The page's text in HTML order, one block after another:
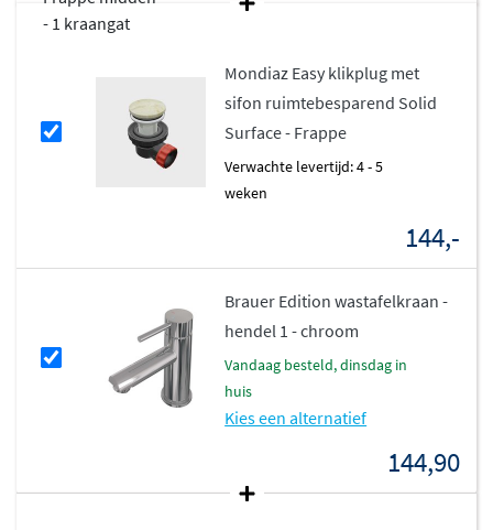
Cloud wastafel van solid surface
geïntegreerd in het meubel en heeft een diepte van
120mm. Solid surface staat bekend om zijn hygiënische
eigenschappen, glad oppervlak en onderhoudsgemak.
Het materiaal voelt warm aan, is krasbestendig en
eventuele beschadigingen kunnen eenvoudig worden
verkrijgbaar met of zonder kraangat, afhankelijk van
jouw keuze voor een kraan.
Strak design met slimme
opbergruimte
De onderkast van het Alan Dlux meubel is gemaakt van
afwerking in Washed Oak of Urban. Dankzij het push to
open systeem open je de laden met een lichte druk,
Mondiaz Easy klikplug met
sifon ruimtebesparend Solid
Surface - Frappe
Verwachte levertijd: 4 - 5
weken
144,-
Brauer Edition wastafelkraan -
hendel 1 - chroom
vandaag besteld, dinsdag in
huis
Kies een alternatief
144,90